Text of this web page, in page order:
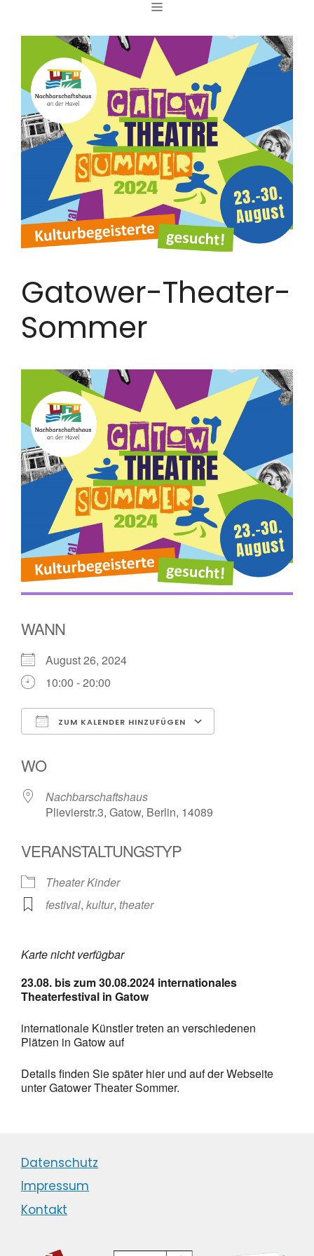
MENÜ
Gatower-Theater-
Sommer
WANN
August 26, 2024
10:00 - 20:00
ZUM KALENDER HINZUFÜGEN
WO
Nachbarschaftshaus
Plievierstr.3, Gatow, Berlin, 14089
VERANSTALTUNGSTYP
Theater Kinder
festival, kultur, theater
Karte nicht verfügbar
23.08. bis zum 30.08.2024 internationales
Theaterfestival in Gatow
internationale Künstler treten an verschiedenen
Plätzen in Gatow auf
Details finden Sie später hier und auf der Webseite
unter Gatower Theater Sommer.
Datenschutz
Impressum
Kontakt